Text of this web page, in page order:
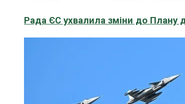
Рада ЄС ухвалила зміни до Плану